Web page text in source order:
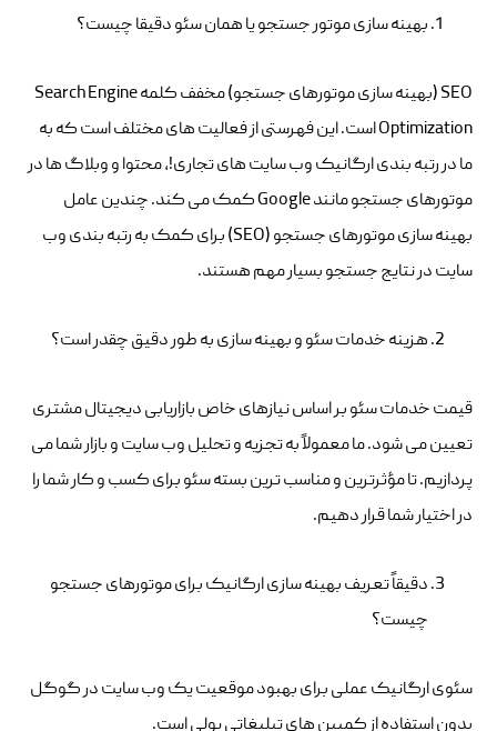
بهینه سازی موتور جستجو یا همان سئو دقیقا چیست؟
SEO (بهینه سازی موتورهای جستجو) مخفف کلمه Search Engine
Optimization است. این فهرستی از فعالیت های مختلف است که به
ما در رتبه بندی ارگانیک وب سایت های تجاری!، محتوا و وبلاگ ها در
موتورهای جستجو مانند Google کمک می کند. چندین عامل
بهینه سازی موتورهای جستجو (SEO) برای کمک به رتبه بندی وب
سایت در نتایج جستجو بسیار مهم هستند.
هزینه خدمات سئو و بهینه سازی به طور دقیق چقدر است؟
قیمت خدمات سئو بر اساس نیازهای خاص بازاریابی دیجیتال مشتری
تعیین می شود. ما معمولاً به تجزیه و تحلیل وب سایت و بازار شما می
پردازیم. تا مؤثرترین و مناسب ترین بسته سئو برای کسب و کار شما را
در اختیار شما قرار دهیم.
دقیقاً تعریف بهینه سازی ارگانیک برای موتورهای جستجو
چیست؟
سئوی ارگانیک عملی برای بهبود موقعیت یک وب سایت در گوگل
بدون استفاده از کمپین های تبلیغاتی پولی است.